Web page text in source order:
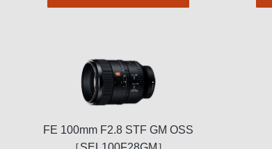
FE 100mm F2.8 STF GM OSS